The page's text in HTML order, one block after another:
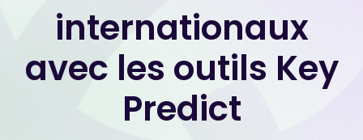
internationaux
avec les outils Key
Predict